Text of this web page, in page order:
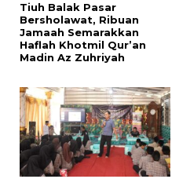
Tiuh Balak Pasar
Bersholawat, Ribuan
Jamaah Semarakkan
Haflah Khotmil Qur’an
Madin Az Zuhriyah